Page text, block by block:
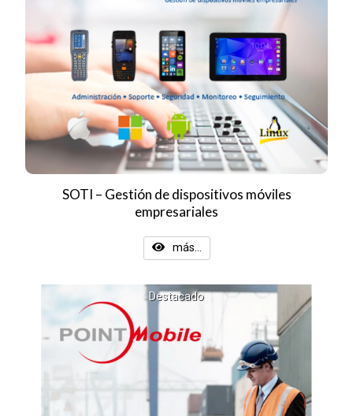
SOTI – Gestión de dispositivos móviles
empresariales
más...
Destacado